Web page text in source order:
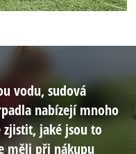
vodu, sudová
nabízejí mnoho
zjistit, jaké jsou to
měli při nákupu